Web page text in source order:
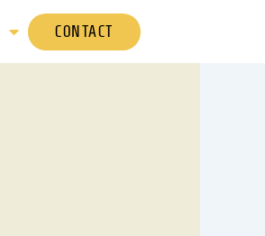
CONTACT